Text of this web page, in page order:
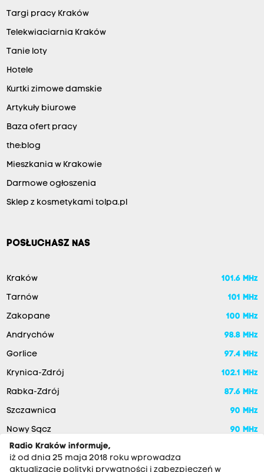
Targi pracy Kraków
Telekwiaciarnia Kraków
Tanie loty
Hotele
Kurtki zimowe damskie
Artykuły biurowe
Baza ofert pracy
the:blog
Mieszkania w Krakowie
Darmowe ogłoszenia
Sklep z kosmetykami tolpa.pl
POSŁUCHASZ NAS
Kraków 101.6 MHz
Tarnów 101 MHz
Zakopane 100 MHz
Andrychów 98.8 MHz
Gorlice 97.4 MHz
Krynica-Zdrój 102.1 MHz
Rabka-Zdrój 87.6 MHz
Szczawnica 90 MHz
Nowy Sącz
90 MHz
Radio Kraków informuje,
iż od dnia 25 maja 2018 roku wprowadza
aktualizację polityki prywatności i zabezpieczeń w